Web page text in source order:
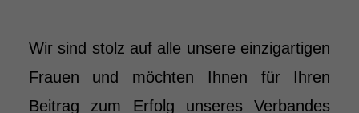
Wir sind stolz auf alle unsere einzigartigen
Frauen und möchten Ihnen für Ihren
Beitrag zum Erfolg unseres Verbandes